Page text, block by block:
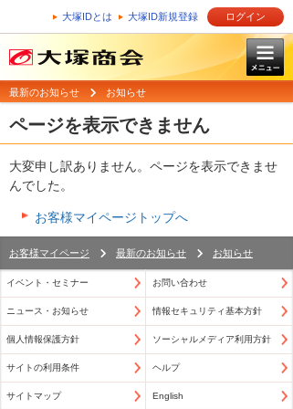
大塚IDとは 大塚ID新規登録 ログイン
最新のお知らせ お知らせ
ページを表示できません
大変申し訳ありません。ページを表示できませ
んでした。
お客様マイページトップへ
お客様マイページ 最新のお知らせ お知らせ
イベント・セミナー お問い合わせ
ニュース・お知らせ 情報セキュリティ基本方針
個人情報保護方針 ソーシャルメディア利用方針
サイトの利用条件 ヘルプ
サイトマップ English